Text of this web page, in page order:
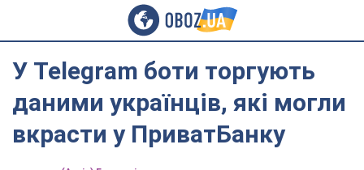
У Telegram боти торгують
даними українців, які могли
вкрасти у ПриватБанку